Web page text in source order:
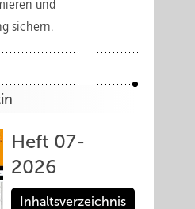
und
sichern.
Heft 07-
2026
Inhaltsverzeichnis